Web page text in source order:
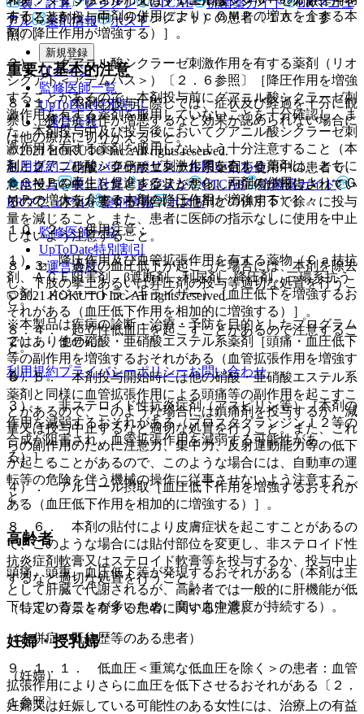
することから、両剤の併用によりｃＧＭＰの増大を介する本
剤の降圧作用が増強する）］。
２）． グアニル酸シクラーゼ刺激作用を有する薬剤（リオ
シグアト＜アデムパス＞）〔２．６参照〕［降圧作用を増強
することがあるので、本剤投与前にグアニル酸シクラーゼ刺
激作用を有する薬剤を服用していないことを十分確認し、ま
た、本剤投与中及び投与後においてグアニル酸シクラーゼ刺
激作用を有する薬剤を服用しないよう十分注意すること（本
剤とグアニル酸シクラーゼ刺激作用を有する薬剤は、ともに
ｃＧＭＰの産生を促進することから、両剤の併用によりｃＧ
ＭＰの増大を介する本剤の降圧作用が増強する）］。
１０．２． 併用注意：
１）． 降圧作用及び血管拡張作用を有する薬物（Ｃａ拮抗
剤、ＡＣＥ阻害剤、β遮断剤、利尿剤、降圧剤、三環系抗う
つ剤、メジャートランキライザー）［血圧低下を増強するお
それがある（血圧低下作用を相加的に増強する）］。
２）． 他の硝酸・亜硝酸エステル系薬剤［頭痛・血圧低下
等の副作用を増強するおそれがある（血管拡張作用を増強す
る）］。
３）． 非ステロイド性抗炎症剤（アスピリン等）［本剤の
作用を減弱するおそれがある（プロスタグランジンＩ２等の
合成が阻害され、血管拡張作用を減弱する可能性があ
る）］。
４）． アルコール摂取［血圧低下作用を増強するおそれが
ある（血圧低下作用を相加的に増強する）］。
高齢者
頭痛、頭重、血圧低下等が発現するおそれがある（本剤は主
として肝臓で代謝されるが、高齢者では一般的に肝機能が低
下していることが多いため、高い血中濃度が持続する）。
妊婦・授乳婦
（妊婦）
妊婦又は妊娠している可能性のある女性には、治療上の有益
有する薬剤投与中（リオシグアト）の患者〔１０．１参
照〕。
重要な基本的注意
８．１． 本剤の投与に際しては、症状及び経過を十分に観
察し、狭心症発作が増悪するなど効果が認められない場合に
は他の療法に切りかえること。
８．２． 硝酸・亜硝酸エステル系薬剤を使用中の患者で、
急に投与を中止したとき症状が悪化した症例が報告されてい
るので、休薬を要する場合には他剤との併用下で徐々に投与
量を減じること。また、患者に医師の指示なしに使用を中止
しないよう注意すること。
８．３． 過度の血圧低下が起こった場合には、本剤を除去
し、下肢の挙上あるいは昇圧剤の投与等適切な処置を行うこ
と。
８．４． 起立性低血圧を起こすことがあるので注意するこ
と。
８．５． 本剤投与開始時には他の硝酸・亜硝酸エステル系
薬剤と同様に血管拡張作用による頭痛等の副作用を起こすこ
とがあるので、このような場合には鎮痛剤を投与するか、減
量又は投与中止するなど適切な処置を行うこと。また、これ
らの副作用のために注意力、集中力、反射運動能力等の低下
が起こることがあるので、このような場合には、自動車の運
転等の危険を伴う機械の操作に従事させないよう注意するこ
と。
８．６． 本剤の貼付により皮膚症状を起こすことがあるの
で、このような場合には貼付部位を変更し、非ステロイド性
抗炎症剤軟膏又はステロイド軟膏等を投与するか、投与中止
するなど適切な処置を行うこと。
（特定の背景を有する患者に関する注意）
（合併症・既往歴等のある患者）
９．１．１． 低血圧＜重篤な低血圧を除く＞の患者：血管
拡張作用によりさらに血圧を低下させるおそれがある〔２．
１参照〕。
アル
薬剤情報 ポスト
新規登録
ログイン
監修医師一覧
UpToDate特別割引
運営会社
© 2021 HOKUTO Inc. All rights reserved.
利用規約プライバシーポリシーお問い合わせ
ホーム
表・計算 レジメン CTCAE
抗菌薬ガイド
ERマニュアル
薬剤情報 ポスト
監修医師一覧
UpToDate特別割引
運営会社
© 2021 HOKUTO Inc. All rights reserved.
※本製品は疾病の診断・治療・予防を目的としたプログラム
ではありません。
利用規約プライバシーポリシーお問い合わせ